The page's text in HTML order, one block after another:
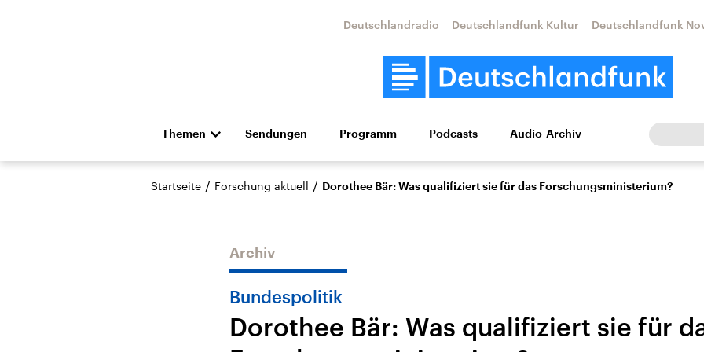
Deutschlandradio Deutschlandfunk Kultur Deutschlandfunk
Themen
Die Nachrichten Politik Wirtschaft Wissen Kultur Europa
Hörspiel und Feature Musik
Landtagswahl Sachsen-
USA
Nahostkonflikt
Aktuelle Lage und
Iran
Sendungen Programm Podcasts Audio-Archiv
Startseite / Forschung aktuell / Dorothee Bär: Was qualifiziert sie für das Forschungsministerium?
Archiv
Bundespolitik
Dorothee Bär: Was qualifiziert sie für